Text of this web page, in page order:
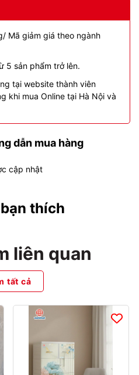
Mã giảm giá theo ngành
5 sản phẩm trở lên.
tại website thành viên
khi mua Online tại Hà Nội và
dẫn mua hàng
cập nhật
thích
liên quan
tất cả